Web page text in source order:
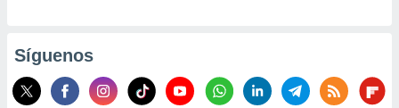
Síguenos